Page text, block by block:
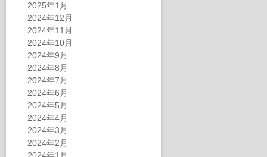
2025年1月
2024年12月
2024年11月
2024年10月
2024年9月
2024年8月
2024年7月
2024年6月
2024年5月
2024年4月
2024年3月
2024年2月